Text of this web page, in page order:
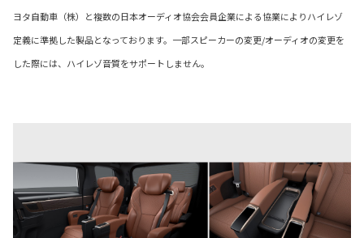
ヨタ自動車（株）と複数の日本オーディオ協会会員企業による協業によりハイレゾ
定義に準拠した製品となっております。一部スピーカーの変更/オーディオの変更を
した際には、ハイレゾ音質をサポートしません。